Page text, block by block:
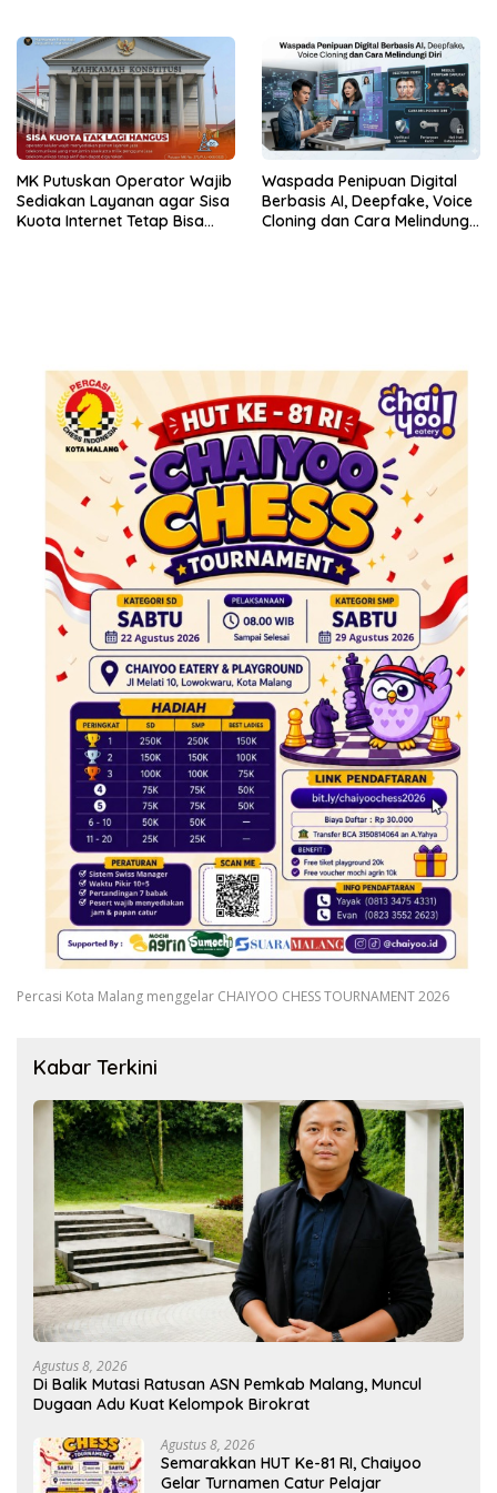
MK Putuskan Operator Wajib
Sediakan Layanan agar Sisa
Kuota Internet Tetap Bisa
Waspada Penipuan Digital
Berbasis AI, Deepfake, Voice
Cloning dan Cara Melindungi
Percasi Kota Malang menggelar CHAIYOO CHESS TOURNAMENT 2026
Kabar Terkini
Agustus 8, 2026
Di Balik Mutasi Ratusan ASN Pemkab Malang, Muncul
Dugaan Adu Kuat Kelompok Birokrat
Agustus 8, 2026
Semarakkan HUT Ke-81 RI, Chaiyoo
Gelar Turnamen Catur Pelajar